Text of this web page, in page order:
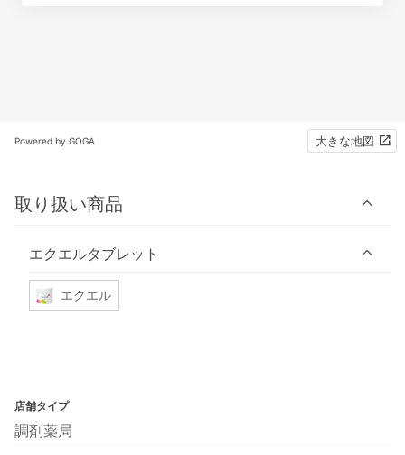
Powered by GOGA 大きな地図
取り扱い商品
エクエルタブレット
エクエル
店舗タイプ
調剤薬局